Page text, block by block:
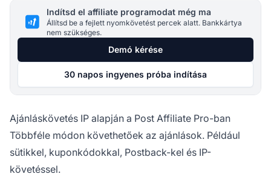
Indítsd el affiliate programodat még ma
Állítsd be a fejlett nyomkövetést percek alatt. Bankkártya
nem szükséges.
Demó kérése
30 napos ingyenes próba indítása
Ajánláskövetés IP alapján a Post Affiliate Pro-ban
Többféle módon követhetőek az ajánlások. Például
sütikkel, kuponkódokkal, Postback-kel és IP-
követéssel.